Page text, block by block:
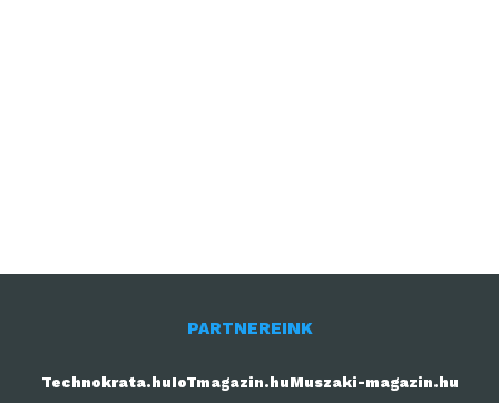
PARTNEREINK
Technokrata.huIoTmagazin.huMuszaki-magazin.hu